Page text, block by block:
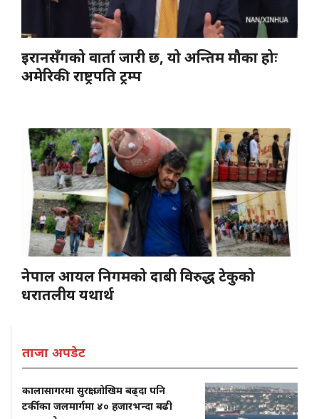
इरानसँगको वार्ता जारी छ, यो अन्तिम मौका होः
अमेरिकी राष्ट्रपति ट्रम्प
नेपाल आयल निगमको दाबी विरुद्ध टेकुको
धरातलीय यथार्थ
ताजा अपडेट
कालासागरमा सुरक्षा जोखिम बढ्दा पनि
टर्कीका जलमार्गमा ४० हजारभन्दा बढी